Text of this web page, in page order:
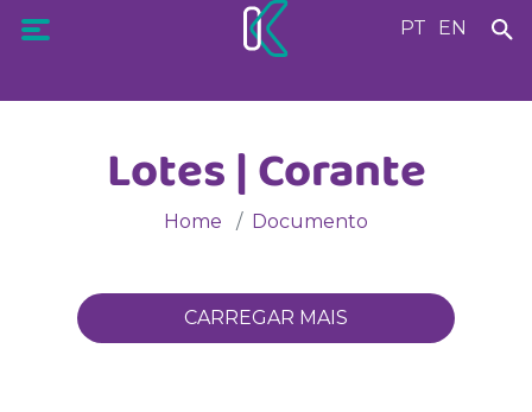
PT EN
Lotes | Corante
Home Documento
CARREGAR MAIS